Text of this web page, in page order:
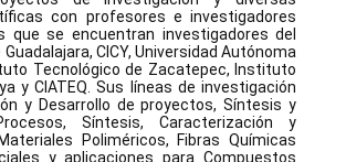
con profesores e investigadores
que se encuentran investigadores del
Guadalajara, CICY, Universidad Autónoma
Tecnológico de Zacatepec, Instituto
y CIATEQ. Sus líneas de investigación
y Desarrollo de proyectos, Síntesis y
Síntesis, Caracterización y
Poliméricos, Fibras Químicas
y aplicaciones para Compuestos